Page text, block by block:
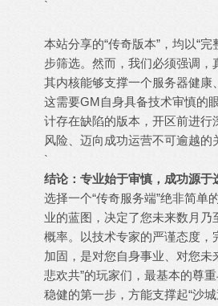
`
本站分享的“传奇版本”，均以“
步筛选。然而，我们必须强调，
其内核能够支撑一个服务器健康
这需要GM自身具备技术审慎的
计存在缺陷的版本，开区前进行
风险、迈向成功运营不可逾越的
`
结论：专业始于审慎，成功源于
选择一个“传奇服务端”绝非简单
业的蓝图，决定了您未来数月乃
概率。以技术专家的严谨态度，
加固，是对您自身事业、对您未
悲欢共”的玩家们，最基本的尊重
稳健的第一步，方能支撑起“沙